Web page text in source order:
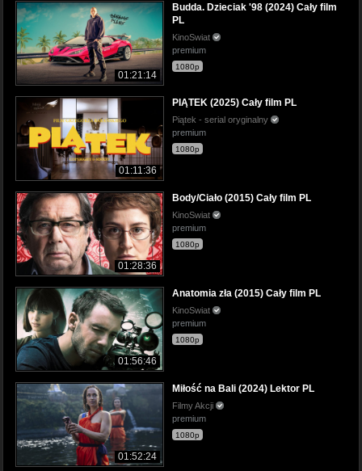
01:21:14
Budda. Dzieciak '98 (2024) Cały film
PL
KinoSwiat
premium
1080p
01:11:36
PIĄTEK (2025) Cały film PL
Piątek - serial oryginalny
premium
1080p
01:28:36
Body/Ciało (2015) Cały film PL
KinoSwiat
premium
1080p
01:56:46
Anatomia zła (2015) Cały film PL
KinoSwiat
premium
1080p
01:52:24
Miłość na Bali (2024) Lektor PL
Filmy Akcji
premium
1080p